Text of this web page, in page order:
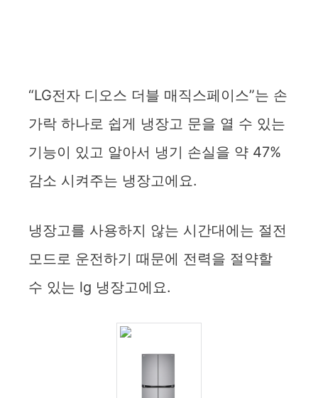
“LG전자 디오스 더블 매직스페이스”는 손
가락 하나로 쉽게 냉장고 문을 열 수 있는
기능이 있고 알아서 냉기 손실을 약 47%
감소 시켜주는 냉장고에요.
냉장고를 사용하지 않는 시간대에는 절전
모드로 운전하기 때문에 전력을 절약할
수 있는 lg 냉장고에요.